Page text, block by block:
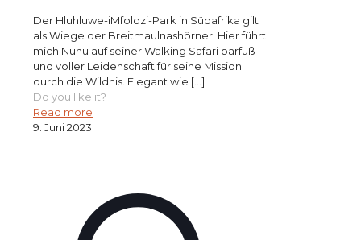
Der Hluhluwe-iMfolozi-Park in Südafrika gilt
als Wiege der Breitmaulnashörner. Hier führt
mich Nunu auf seiner Walking Safari barfuß
und voller Leidenschaft für seine Mission
durch die Wildnis. Elegant wie […]
Do you like it?
Read more
9. Juni 2023